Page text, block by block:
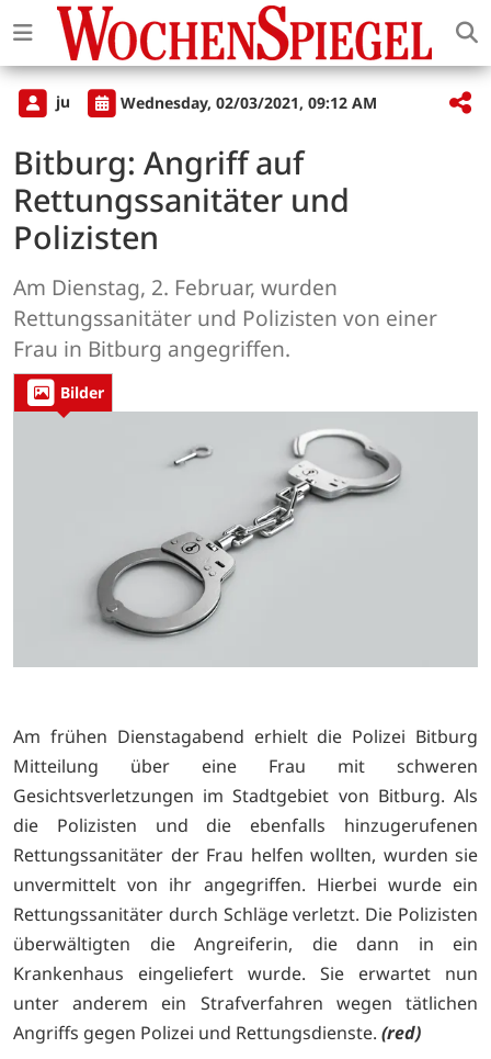
ju Wednesday, 02/03/2021, 09:12 AM
Bitburg: Angriff auf
Rettungssanitäter und
Polizisten
Am Dienstag, 2. Februar, wurden
Rettungssanitäter und Polizisten von einer
Frau in Bitburg angegriffen.
Bilder
Am frühen Dienstagabend erhielt die Polizei Bitburg
Mitteilung über eine Frau mit schweren
Gesichtsverletzungen im Stadtgebiet von Bitburg. Als
die Polizisten und die ebenfalls hinzugerufenen
Rettungssanitäter der Frau helfen wollten, wurden sie
unvermittelt von ihr angegriffen. Hierbei wurde ein
Rettungssanitäter durch Schläge verletzt. Die Polizisten
überwältigten die Angreiferin, die dann in ein
Krankenhaus eingeliefert wurde. Sie erwartet nun
unter anderem ein Strafverfahren wegen tätlichen
Angriffs gegen Polizei und Rettungsdienste. (red)